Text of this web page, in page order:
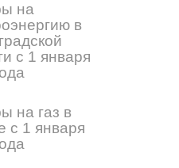
на
в
с 1 января
на газ в
с 1 января